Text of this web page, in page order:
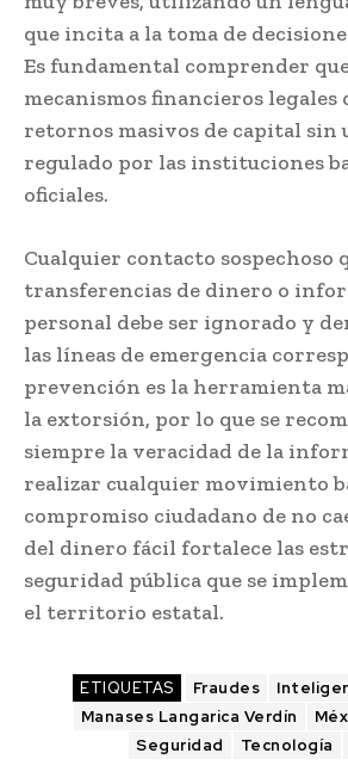
que incita a la toma de
Es fundamental comprender
mecanismos financieros legales
retornos masivos de capital sin
regulado por las instituciones
oficiales.
Cualquier contacto sospechoso
transferencias de dinero o
personal debe ser ignorado y
las líneas de emergencia
prevención es la herramienta
la extorsión, por lo que se
siempre la veracidad de la
realizar cualquier movimiento
compromiso ciudadano de no
del dinero fácil fortalece las
seguridad pública que se
el territorio estatal.
ETIQUETAS Fraudes
Manases Langarica Verdín
Seguridad
Tecnología